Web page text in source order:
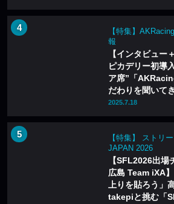
【特集】
報
【インタビュー
ピカデリー初導
ア席”「
だわりを聞いて
2025.7.18
【特集】 ストリ
JAPAN 2026
【SFL2026出場
広島 Team iXA
上りを貼ろう」
takepiと挑む「